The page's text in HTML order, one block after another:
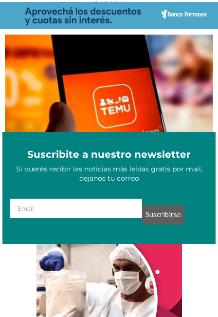
- Publicidad -
¿Puede Temu reemplazar a Mercado Libre en Argentina?
Suscribite a nuestro newsletter
Si querés recibir las noticias más leídas gratis por mail,
dejanos tu correo
Suscribirse